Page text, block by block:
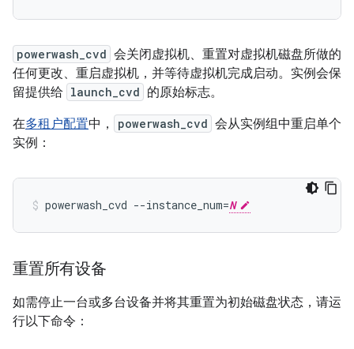
powerwash_cvd 会关闭虚拟机、重置对虚拟机磁盘所做的
任何更改、重启虚拟机，并等待虚拟机完成启动。实例会保
留提供给 launch_cvd 的原始标志。
在多租户配置中， powerwash_cvd 会从实例组中重启单个
实例：
powerwash_cvd --instance_num=N
重置所有设备
如需停止一台或多台设备并将其重置为初始磁盘状态，请运
行以下命令：